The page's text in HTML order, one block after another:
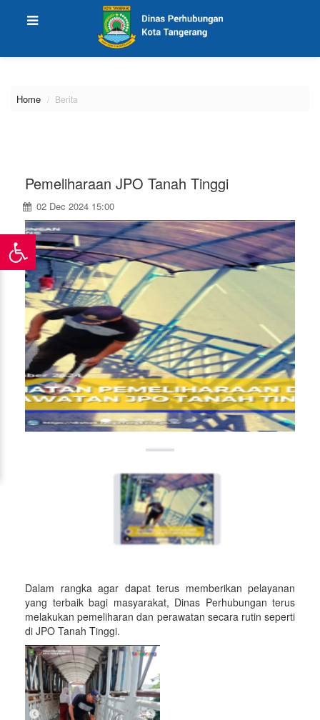
Home Berita
Pemeliharaan JPO Tanah Tinggi
02 Dec 2024 15:00
Dalam rangka agar dapat terus memberikan pelayanan
yang terbaik bagi masyarakat, Dinas Perhubungan terus
melakukan pemeliharan dan perawatan secara rutin seperti
di JPO Tanah Tinggi.